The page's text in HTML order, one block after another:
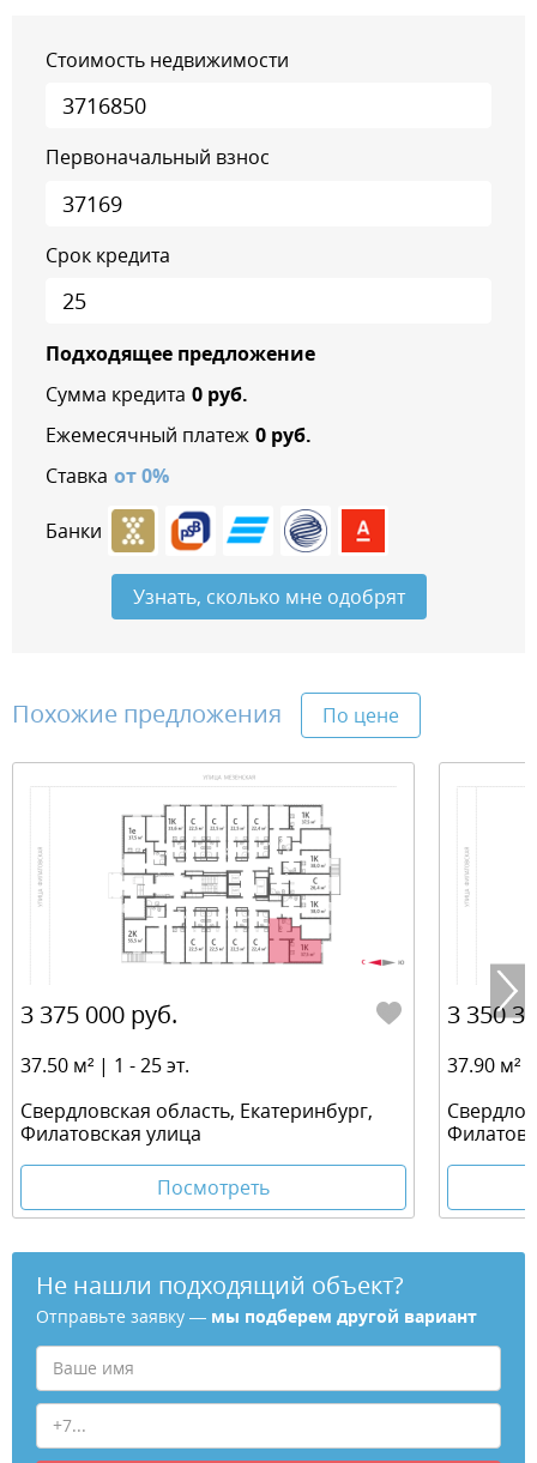
Стоимость недвижимости
Первоначальный взнос
Срок кредита
Подходящее предложение
Сумма кредита 0руб.
Ежемесячный платеж 0руб.
Ставка от0%
Банки
Узнать, сколько мне одобрят
Похожие предложения По цене
3 375 000 руб.
37.50 м² | 1 - 25 эт.
Свердловская область, Екатеринбург,
Филатовская улица
Посмотреть
3 350
37.90 м²
Не нашли подходящий объект?
Отправьте заявку — мы подберем другой вариант